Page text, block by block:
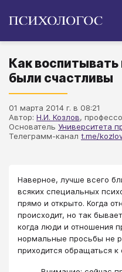
Как
были счастливы
01 марта 2014 г. в 08:21
Автор: Н.И. Козлов,
Основатель Университета
Телеграмм-канал t.me/
Наверное, лучше всего
всяких специальных
прямо и открыто. Когда
происходит, но так
когда люди и отношения
нормальные просьбы не
приходится обращаться